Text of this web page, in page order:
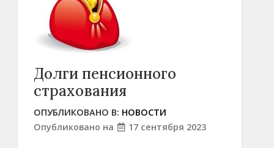
Долги пенсионного
страхования
ОПУБЛИКОВАНО В: НОВОСТИ
Опубликовано на
17 сентября 2023